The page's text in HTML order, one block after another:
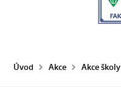
Úvod Akce Akce školy